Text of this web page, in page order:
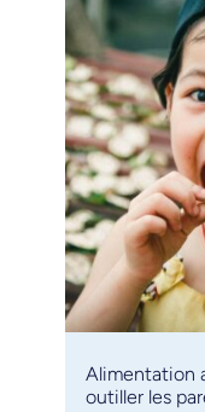
Alimentation
outiller les